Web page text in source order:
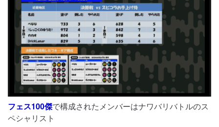
フェス100傑で構成されたメンバーはナワバリバトルのス
ペシャリスト